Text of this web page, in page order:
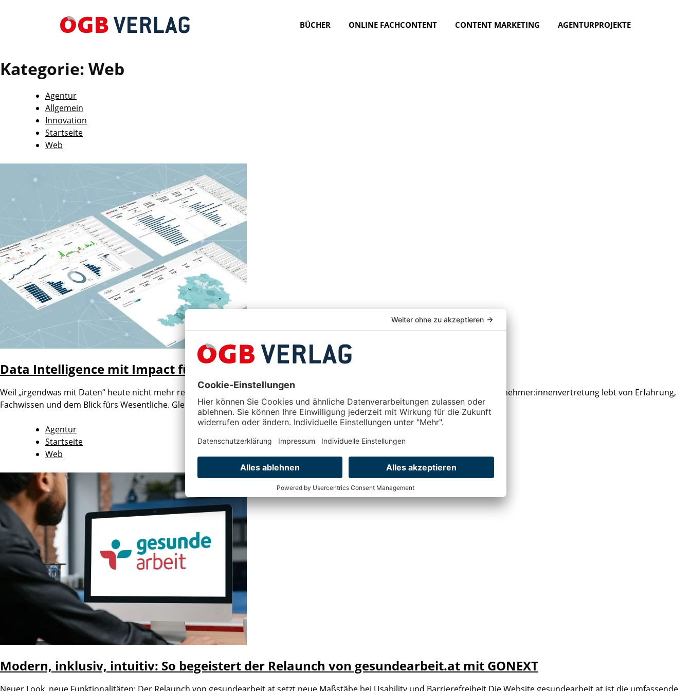
BÜCHER ONLINE FACHCONTENT CONTENT MARKETING AGENTURPROJEKTE
Kategorie: Web
Agentur
Allgemein
Innovation
Startseite
Web
Data Intelligence mit Impact für die Arbeitswelt
Weil „irgendwas mit Daten“ heute nicht mehr reicht und Bauchgefühl eine verlässliche Datenbasis braucht. Der Einsatz der Arbeitnehmer:innenvertretung lebt von Erfahrung,
Fachwissen und dem Blick fürs Wesentliche. Gleichzeitig werden Analysen,…
Agentur
Startseite
Web
Modern, inklusiv, intuitiv: So begeistert der Relaunch von gesundearbeit.at mit GONEXT
Neuer Look, neue Funktionalitäten: Der Relaunch von gesundearbeit.at setzt neue Maßstäbe bei Usability und Barrierefreiheit Die Website gesundearbeit.at ist die umfassende